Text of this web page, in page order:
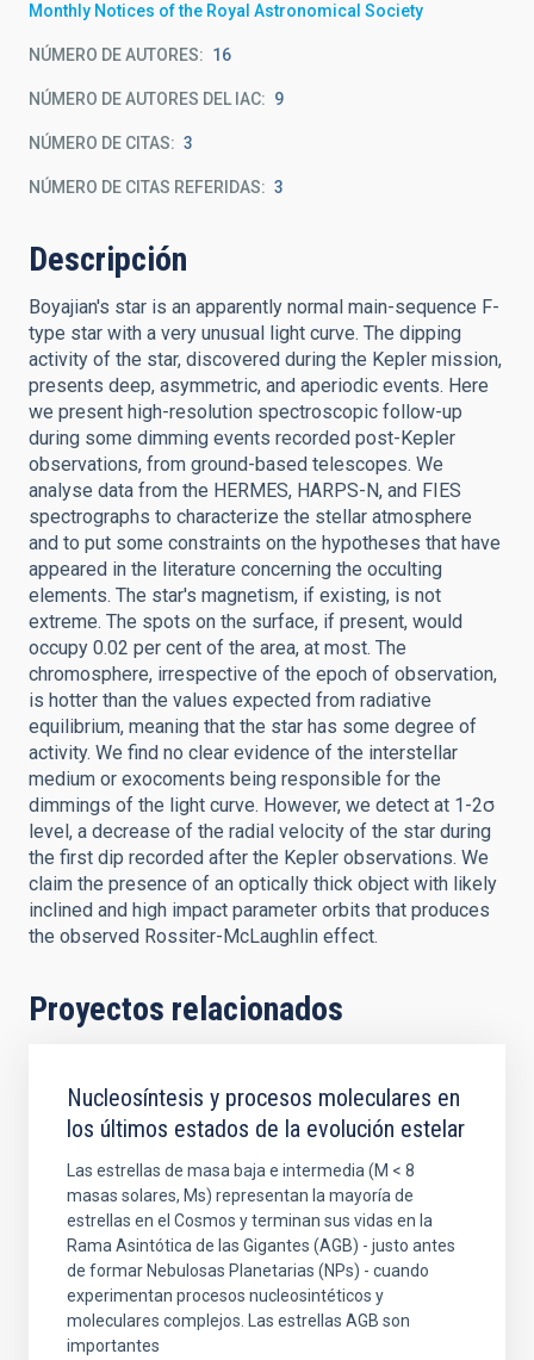
Monthly Notices of the Royal Astronomical Society
NÚMERO DE AUTORES 16
NÚMERO DE AUTORES DEL IAC 9
NÚMERO DE CITAS 3
NÚMERO DE CITAS REFERIDAS 3
Descripción
Boyajian's star is an apparently normal main-sequence F-
type star with a very unusual light curve. The dipping
activity of the star, discovered during the Kepler mission,
presents deep, asymmetric, and aperiodic events. Here
we present high-resolution spectroscopic follow-up
during some dimming events recorded post-Kepler
observations, from ground-based telescopes. We
analyse data from the HERMES, HARPS-N, and FIES
spectrographs to characterize the stellar atmosphere
and to put some constraints on the hypotheses that have
appeared in the literature concerning the occulting
elements. The star's magnetism, if existing, is not
extreme. The spots on the surface, if present, would
occupy 0.02 per cent of the area, at most. The
chromosphere, irrespective of the epoch of observation,
is hotter than the values expected from radiative
equilibrium, meaning that the star has some degree of
activity. We find no clear evidence of the interstellar
medium or exocoments being responsible for the
dimmings of the light curve. However, we detect at 1-2σ
level, a decrease of the radial velocity of the star during
the first dip recorded after the Kepler observations. We
claim the presence of an optically thick object with likely
inclined and high impact parameter orbits that produces
the observed Rossiter-McLaughlin effect.
Proyectos relacionados
Nucleosíntesis y procesos moleculares en
los últimos estados de la evolución estelar
Las estrellas de masa baja e intermedia (M < 8
masas solares, Ms) representan la mayoría de
estrellas en el Cosmos y terminan sus vidas en la
Rama Asintótica de las Gigantes (AGB) - justo antes
de formar Nebulosas Planetarias (NPs) - cuando
experimentan procesos nucleosintéticos y
moleculares complejos. Las estrellas AGB son
importantes